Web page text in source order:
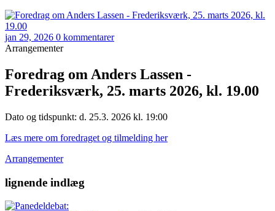
jan 29, 2026 0 kommentarer
Arrangementer
Foredrag om Anders Lassen -
Frederiksværk, 25. marts 2026, kl. 19.00
Dato og tidspunkt: d. 25.3. 2026 kl. 19:00
Læs mere om foredraget og tilmelding her
Arrangementer
lignende indlæg